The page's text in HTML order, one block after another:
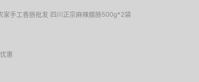
家手工香肠批发 四川正宗麻辣腊肠500g*2袋
惠